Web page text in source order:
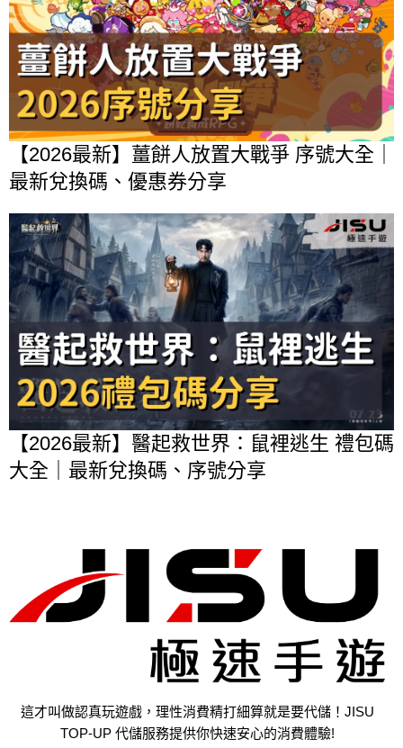
【2026最新】薑餅人放置大戰爭 序號大全｜
最新兌換碼、優惠券分享
【2026最新】醫起救世界：鼠裡逃生 禮包碼
大全｜最新兌換碼、序號分享
這才叫做認真玩遊戲，理性消費精打細算就是要代儲！JISU
TOP-UP 代儲服務提供你快速安心的消費體驗!